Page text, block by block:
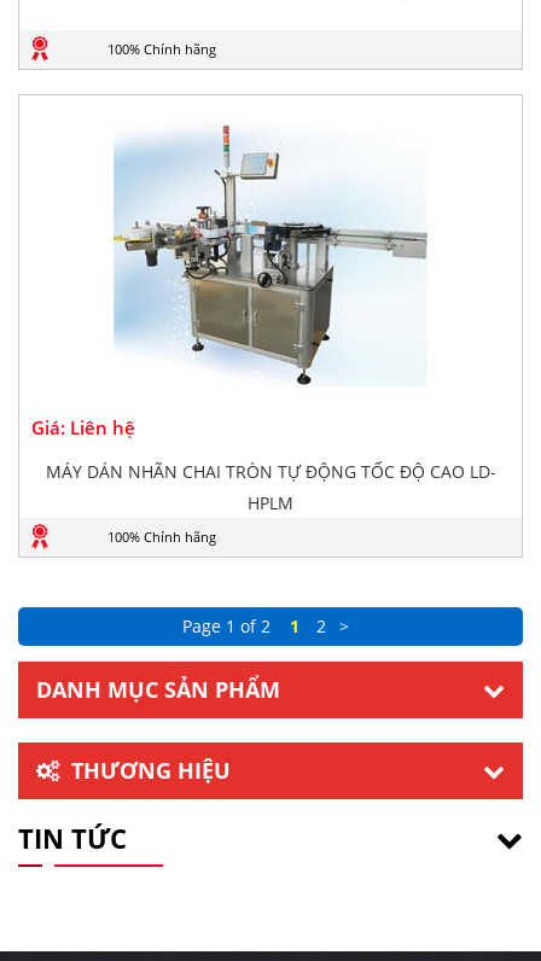
100% Chính hãng
Giá: Liên hệ
MÁY DÁN NHÃN CHAI TRÒN TỰ ĐỘNG TỐC ĐỘ CAO LD-
HPLM
100% Chính hãng
Page 1 of 2 1 2 >
DANH MỤC SẢN PHẨM
THƯƠNG HIỆU
TIN TỨC